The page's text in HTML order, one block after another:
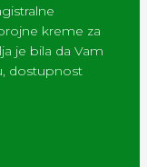
kreme za
je bila da Vam
dostupnost